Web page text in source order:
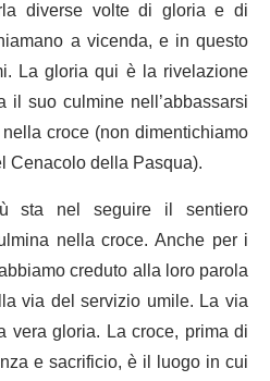
diverse volte di gloria e di
a vicenda, e in questo
La gloria qui è la rivelazione
suo culmine nell’abbassarsi
croce (non dimentichiamo
Cenacolo della Pasqua).
sta nel seguire il sentiero
nella croce. Anche per i
creduto alla loro parola
via del servizio umile. La via
gloria. La croce, prima di
e sacrificio, è il luogo in cui